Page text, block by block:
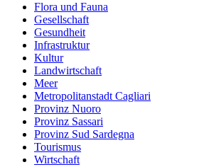
Flora und Fauna
Gesellschaft
Gesundheit
Infrastruktur
Kultur
Landwirtschaft
Meer
Metropolitanstadt Cagliari
Provinz Nuoro
Provinz Sassari
Provinz Sud Sardegna
Tourismus
Wirtschaft